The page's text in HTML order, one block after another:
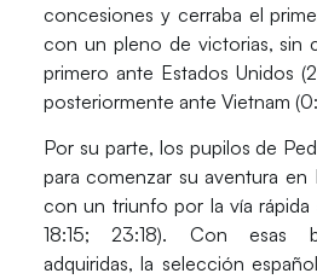
concesiones y cerraba el
con un pleno de victorias, sin
primero ante Estados Unidos
posteriormente ante Vietnam
Por su parte, los pupilos de
para comenzar su aventura en
con un triunfo por la vía rápida
18:15; 23:18). Con esas
adquiridas, la selección